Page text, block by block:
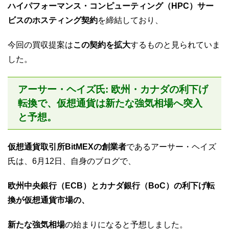
ハイパフォーマンス・コンピューティング（HPC）サー
ビスのホスティング契約を締結しており、
今回の買収提案はこの契約を拡大するものと見られていま
した。
アーサー・ヘイズ氏: 欧州・カナダの利下げ
転換で、仮想通貨は新たな強気相場へ突入
と予想。
仮想通貨取引所BitMEXの創業者であるアーサー・ヘイズ
氏は、6月12日、自身のブログで、
欧州中央銀行（ECB）とカナダ銀行（BoC）の利下げ転
換が仮想通貨市場の、
新たな強気相場の始まりになると予想しました。